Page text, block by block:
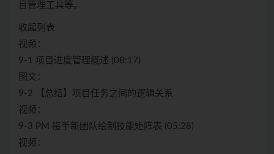
目管理工具等。
收起列表
视频：
9-1 项目进度管理概述 (08:17)
图文：
9-2 【总结】项目任务之间的逻辑关系
视频：
9-3 PM 接手新团队绘制技能矩阵表 (05:28)
视频：